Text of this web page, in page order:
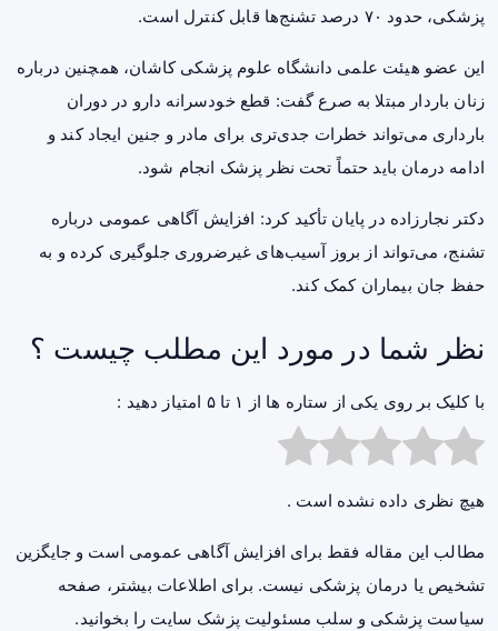
پزشکی، حدود ۷۰ درصد تشنج‌ها قابل کنترل است.
این عضو هیئت علمی دانشگاه علوم پزشکی کاشان، همچنین درباره
زنان باردار مبتلا به صرع گفت: قطع خودسرانه دارو در دوران
بارداری می‌تواند خطرات جدی‌تری برای مادر و جنین ایجاد کند و
ادامه درمان باید حتماً تحت نظر پزشک انجام شود.
دکتر نجارزاده در پایان تأکید کرد: افزایش آگاهی عمومی درباره
تشنج، می‌تواند از بروز آسیب‌های غیرضروری جلوگیری کرده و به
حفظ جان بیماران کمک کند.
نظر شما در مورد این مطلب چیست ؟
با کلیک بر روی یکی از ستاره ها از ۱ تا ۵ امتیاز دهید :
هیچ نظری داده نشده است .
مطالب این مقاله فقط برای افزایش آگاهی عمومی است و جایگزین
تشخیص یا درمان پزشکی نیست. برای اطلاعات بیشتر، صفحه
سیاست پزشکی و سلب مسئولیت پزشک سایت را بخوانید.